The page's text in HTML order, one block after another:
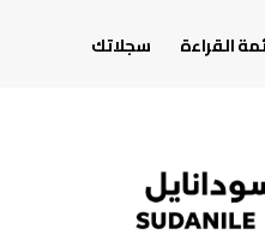
القراءة
سجلاتك